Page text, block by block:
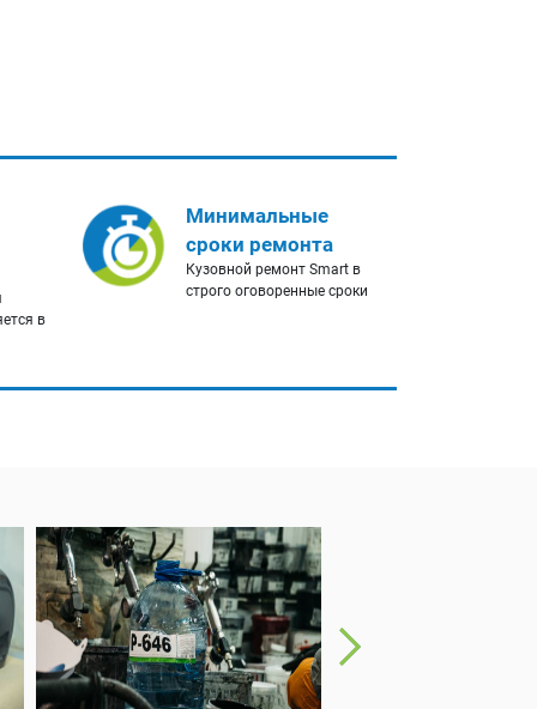
в
Минимальные
сроки ремонта
Кузовной ремонт Smart в
строго оговоренные сроки